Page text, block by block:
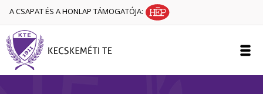
A CSAPAT ÉS A HONLAP TÁMOGATÓJA: